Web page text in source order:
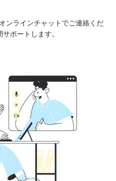
ンラインチャットでご連絡くだ
ポートします。